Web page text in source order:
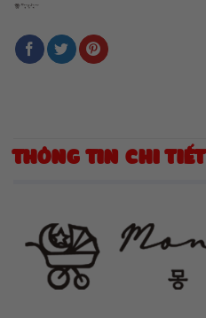
THÔNG TIN CHI TIẾT